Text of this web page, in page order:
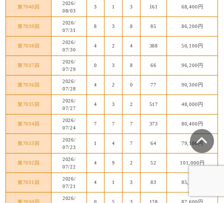
第7040回
2026/
08/03
3 1 3 161 68,400円
第7039回
2026/
07/31
8 3 8 85 86,200円
第7038回
2026/
07/30
4 2 4 388 50,100円
第7037回
2026/
07/29
0 3 8 66 96,200円
第7036回
2026/
07/28
4 2 0 77 90,300円
第7035回
2026/
07/27
4 3 2 517 48,000円
第7034回
2026/
07/24
7 7 7 373 80,400円
第7033回
2026/
07/23
1 4 7 64 79,100円
第7032回
2026/
07/22
4 9 2 52 101,000円
第7031回
2026/
07/21
4 1 3 83 85,000円
2026/